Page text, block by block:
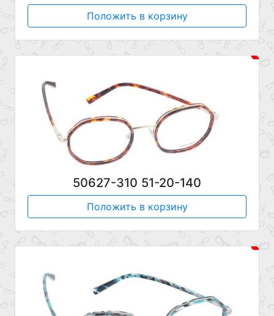
Положить в корзину
50627-310 51-20-140
Положить в корзину